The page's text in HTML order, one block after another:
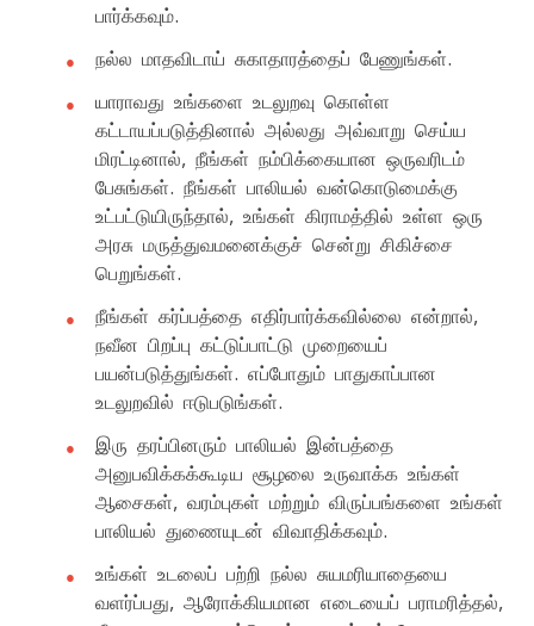
பார்க்கவும்.
நல்ல மாதவிடாய் சுகாதாரத்தைப் பேணுங்கள்.
யாராவது உங்களை உடலுறவு கொள்ள
கட்டாயப்படுத்தினால் அல்லது அவ்வாறு செய்ய
மிரட்டினால், நீங்கள் நம்பிக்கையான ஒருவரிடம்
பேசுங்கள். நீங்கள் பாலியல் வன்கொடுமைக்கு
உட்பட்டுயிருந்தால், உங்கள் கிராமத்தில் உள்ள ஒரு
அரசு மருத்துவமனைக்குச் சென்று சிகிச்சை
பெறுங்கள்.
நீங்கள் கர்ப்பத்தை எதிர்பார்க்கவில்லை என்றால்,
நவீன பிறப்பு கட்டுப்பாட்டு முறையைப்
பயன்படுத்துங்கள். எப்போதும் பாதுகாப்பான
உடலுறவில் ஈடுபடுங்கள்.
இரு தரப்பினரும் பாலியல் இன்பத்தை
அனுபவிக்கக்கூடிய சூழலை உருவாக்க உங்கள்
ஆசைகள், வரம்புகள் மற்றும் விருப்பங்களை உங்கள்
பாலியல் துணையுடன் விவாதிக்கவும்.
உங்கள் உடலைப் பற்றி நல்ல சுயமரியாதையை
வளர்ப்பது, ஆரோக்கியமான எடையைப் பராமரித்தல்,